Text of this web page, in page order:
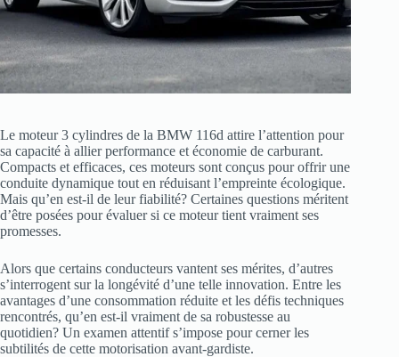
Le moteur 3 cylindres de la BMW 116d attire l’attention pour
sa capacité à allier performance et économie de carburant.
Compacts et efficaces, ces moteurs sont conçus pour offrir une
conduite dynamique tout en réduisant l’empreinte écologique.
Mais qu’en est-il de leur fiabilité? Certaines questions méritent
d’être posées pour évaluer si ce moteur tient vraiment ses
promesses.
Alors que certains conducteurs vantent ses mérites, d’autres
s’interrogent sur la longévité d’une telle innovation. Entre les
avantages d’une consommation réduite et les défis techniques
rencontrés, qu’en est-il vraiment de sa robustesse au
quotidien? Un examen attentif s’impose pour cerner les
subtilités de cette motorisation avant-gardiste.